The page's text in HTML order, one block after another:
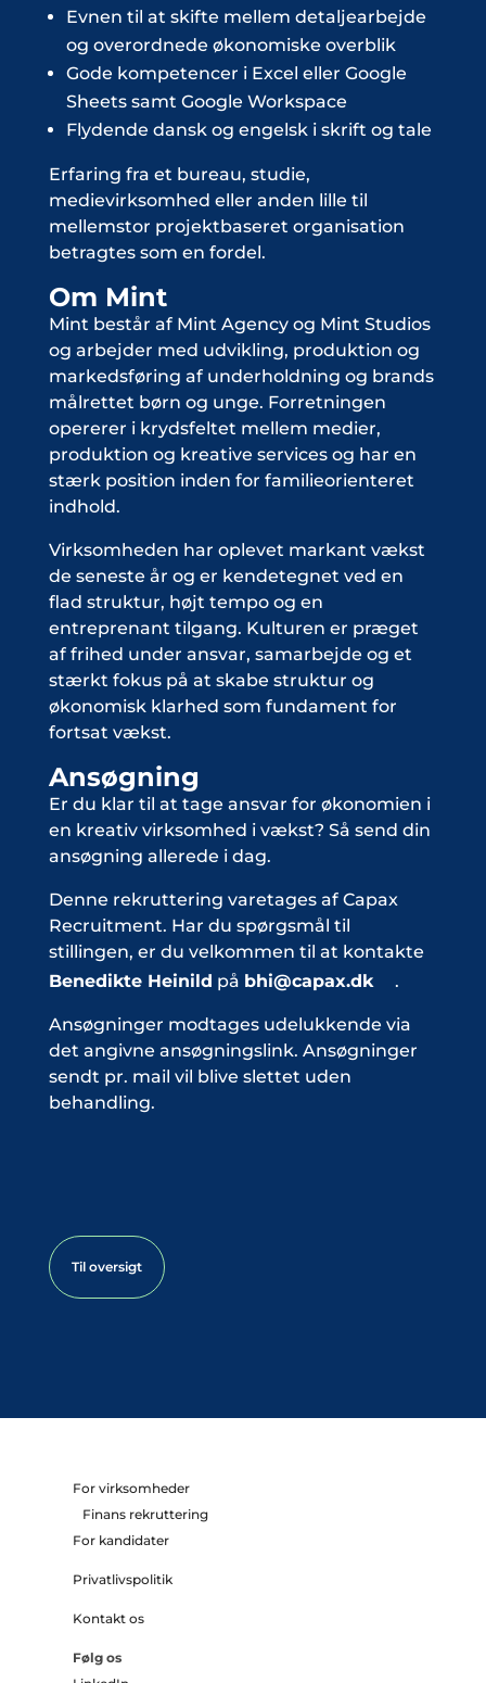
Evnen til at skifte mellem detaljearbejde
og overordnede økonomiske overblik
Gode kompetencer i Excel eller Google
Sheets samt Google Workspace
Flydende dansk og engelsk i skrift og tale
Erfaring fra et bureau, studie,
medievirksomhed eller anden lille til
mellemstor projektbaseret organisation
betragtes som en fordel.
Om Mint
Mint består af Mint Agency og Mint Studios
og arbejder med udvikling, produktion og
markedsføring af underholdning og brands
målrettet børn og unge. Forretningen
opererer i krydsfeltet mellem medier,
produktion og kreative services og har en
stærk position inden for familieorienteret
indhold.
Virksomheden har oplevet markant vækst
de seneste år og er kendetegnet ved en
flad struktur, højt tempo og en
entreprenant tilgang. Kulturen er præget
af frihed under ansvar, samarbejde og et
stærkt fokus på at skabe struktur og
økonomisk klarhed som fundament for
fortsat vækst.
Ansøgning
Er du klar til at tage ansvar for økonomien i
en kreativ virksomhed i vækst? Så send din
ansøgning allerede i dag.
Denne rekruttering varetages af Capax
Recruitment. Har du spørgsmål til
stillingen, er du velkommen til at kontakte
Benedikte Heinild på bhi@capax.dk .
Ansøgninger modtages udelukkende via
det angivne ansøgningslink. Ansøgninger
sendt pr. mail vil blive slettet uden
behandling.
Til oversigt
For virksomheder
Finans rekruttering
For kandidater
Privatlivspolitik
Kontakt os
Følg os